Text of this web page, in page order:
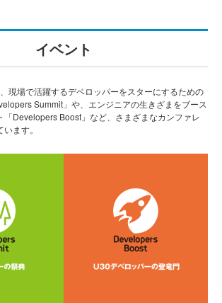
イベント
現場で活躍するデベロッパーをスターにするための
Summit」や、エンジニアの生きざまをブース
「Developers Boost」など、さまざまなカンファレ
ます。